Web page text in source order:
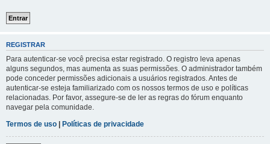
REGISTRAR
Para autenticar-se você precisa estar registrado. O registro leva apenas
alguns segundos, mas aumenta as suas permissões. O administrador também
pode conceder permissões adicionais a usuários registrados. Antes de
autenticar-se esteja familiarizado com os nossos termos de uso e políticas
relacionadas. Por favor, assegure-se de ler as regras do fórum enquanto
navegar pela comunidade.
Termos de uso | Políticas de privacidade